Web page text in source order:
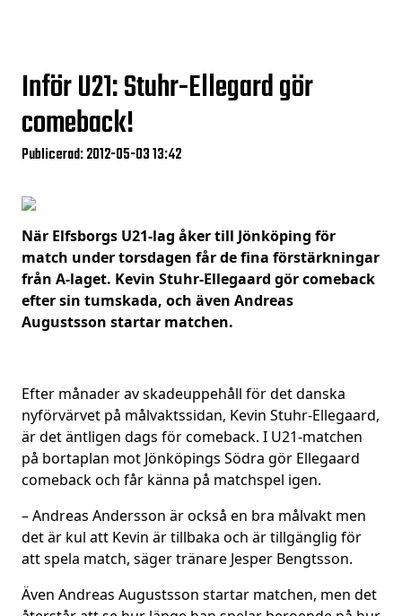
Inför U21: Stuhr-Ellegard gör
comeback!
Publicerad: 2012-05-03 13:42
När Elfsborgs U21-lag åker till Jönköping för
match under torsdagen får de fina förstärkningar
från A-laget. Kevin Stuhr-Ellegaard gör comeback
efter sin tumskada, och även Andreas
Augustsson startar matchen.
Efter månader av skadeuppehåll för det danska
nyförvärvet på målvaktssidan, Kevin Stuhr-Ellegaard,
är det äntligen dags för comeback. I U21-matchen
på bortaplan mot Jönköpings Södra gör Ellegaard
comeback och får känna på matchspel igen.
– Andreas Andersson är också en bra målvakt men
det är kul att Kevin är tillbaka och är tillgänglig för
att spela match, säger tränare Jesper Bengtsson.
Även Andreas Augustsson startar matchen, men det